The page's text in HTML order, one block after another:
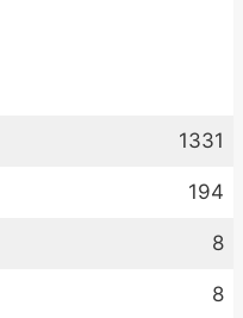
1331
194
8
8